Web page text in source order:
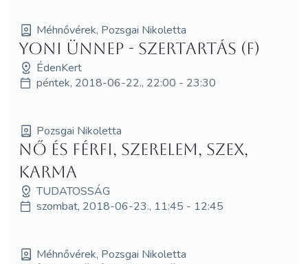
Méhnővérek, Pozsgai Nikoletta
Yoni Ünnep - szertartás (F)
ÉdenKert
péntek, 2018-06-22., 22:00 - 23:30
Pozsgai Nikoletta
Nő és Férfi, szerelem, szex,
karma
TUDATOSSÁG
szombat, 2018-06-23., 11:45 - 12:45
Méhnővérek, Pozsgai Nikoletta